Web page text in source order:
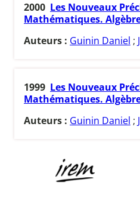
2000 Les Nouveaux
Mathématiques.
Auteurs : Guinin Daniel ;
1999 Les Nouveaux
Mathématiques.
Auteurs : Guinin Daniel ;